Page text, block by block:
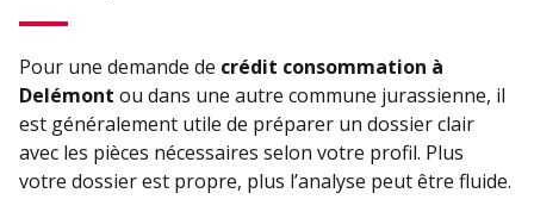
Pour une demande de crédit consommation à
Delémont ou dans une autre commune jurassienne, il
est généralement utile de préparer un dossier clair
avec les pièces nécessaires selon votre profil. Plus
votre dossier est propre, plus l’analyse peut être fluide.